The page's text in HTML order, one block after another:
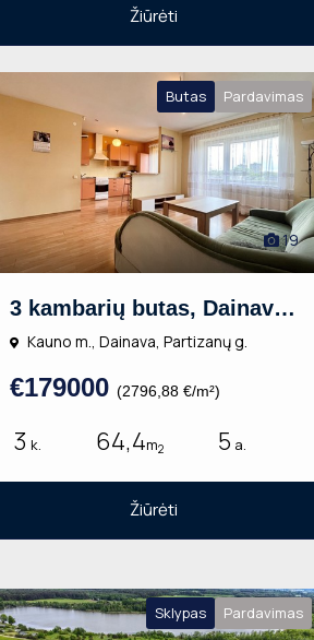
Žiūrėti
Butas Pardavimas
19
3 kambarių butas, Dainava, Partizanų g., 64.40m², 5 aukštas, €179000
Kauno m., Dainava, Partizanų g.
€179000 (2796,88 €/m²)
3 k. 64,4m2 5 a.
Žiūrėti
Sklypas Pardavimas